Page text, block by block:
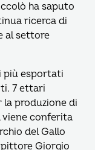
ha saputo
ricerca di
al settore
più esportati
7 ettari
la produzione di
viene conferita
del Gallo
pittore Giorgio